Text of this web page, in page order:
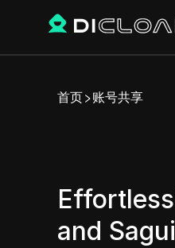
首页 账号共享
and